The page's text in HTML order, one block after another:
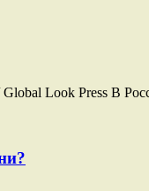
Look Press В